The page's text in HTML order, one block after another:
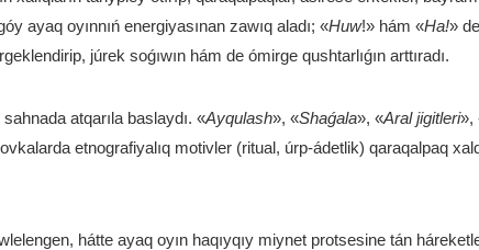
ayaq oyınnıń energiyasınan zawıq aladı; «Huw!» hám «Ha!»
júrek soǵıwın hám de ómirge qushtarlıǵın arttıradı.
atqarıla baslaydı. «Ayqulash», «Shaǵala», «Aral jigitle­ri»,
etnografiyalıq motivler (ritual, úrp-ádetlik) qaraqalpaq
hátte ayaq oyın haqıyqıy miynet protsesine tán